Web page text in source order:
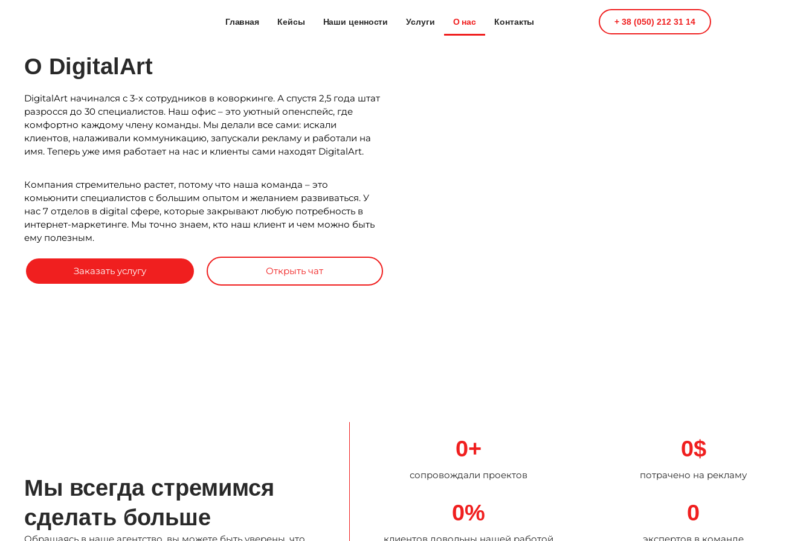
Главная Кейсы Наши ценности Услуги О нас Контакты + 38 (050) 212 31 14
О DigitalArt
DigitalArt начинался с 3-х сотрудников в коворкинге. А спустя 2,5 года штат
разросся до 30 специалистов. Наш офис – это уютный опенспейс, где
комфортно каждому члену команды. Мы делали все сами: искали
клиентов, налаживали коммуникацию, запускали рекламу и работали на
имя. Теперь уже имя работает на нас и клиенты сами находят DigitalArt.
Компания стремительно растет, потому что наша команда – это
комьюнити специалистов с большим опытом и желанием развиваться. У
нас 7 отделов в digital сфере, которые закрывают любую потребность в
интернет-маркетинге. Мы точно знаем, кто наш клиент и чем можно быть
ему полезным.
Заказать услугу Открыть чат
Мы всегда стремимся
сделать больше
Обращаясь в наше агентство, вы можете быть уверены, что
сопровождали проектов
0+
потрачено на рекламу
0$
клиентов довольны нашей работой
0%
экспертов в команде
0